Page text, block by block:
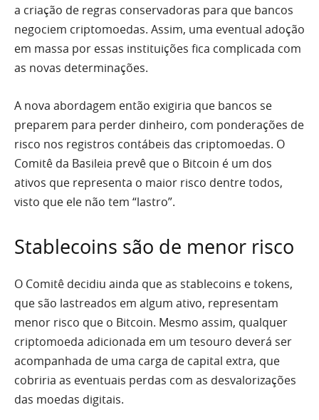
a criação de regras conservadoras para que bancos
negociem criptomoedas. Assim, uma eventual adoção
em massa por essas instituições fica complicada com
as novas determinações.
A nova abordagem então exigiria que bancos se
preparem para perder dinheiro, com ponderações de
risco nos registros contábeis das criptomoedas. O
Comitê da Basileia prevê que o Bitcoin é um dos
ativos que representa o maior risco dentre todos,
visto que ele não tem “lastro”.
Stablecoins são de menor risco
O Comitê decidiu ainda que as stablecoins e tokens,
que são lastreados em algum ativo, representam
menor risco que o Bitcoin. Mesmo assim, qualquer
criptomoeda adicionada em um tesouro deverá ser
acompanhada de uma carga de capital extra, que
cobriria as eventuais perdas com as desvalorizações
das moedas digitais.